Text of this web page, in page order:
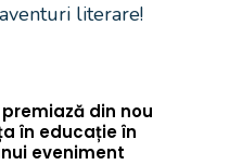
literare!
din nou
în educație în
eveniment